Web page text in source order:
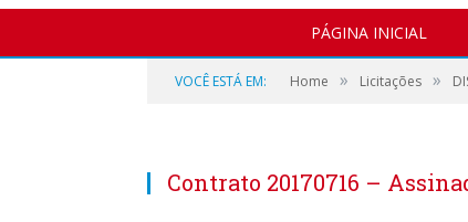
PÁGINA INICIAL
VOCÊ ESTÁ EM: Home » Licitações »
Contrato 20170716 –